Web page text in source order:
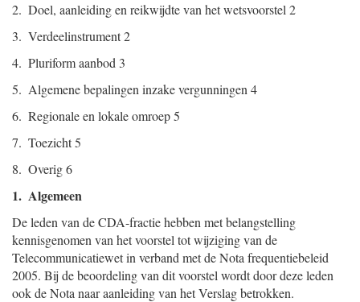
2. Doel, aanleiding en reikwijdte van het wetsvoorstel 2
3. Verdeelinstrument 2
4. Pluriform aanbod 3
5. Algemene bepalingen inzake vergunningen 4
6. Regionale en lokale omroep 5
7. Toezicht 5
8. Overig 6
1. Algemeen
De leden van de CDA-fractie hebben met belangstelling
kennisgenomen van het voorstel tot wijziging van de
Telecommunicatiewet in verband met de Nota frequentiebeleid
2005. Bij de beoordeling van dit voorstel wordt door deze leden
ook de Nota naar aanleiding van het Verslag betrokken.